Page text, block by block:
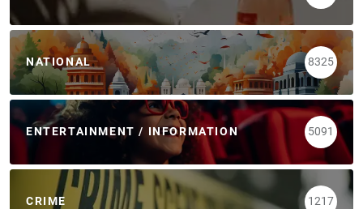
NATIONAL 8325
ENTERTAINMENT / INFORMATION 5091
CRIME 1217